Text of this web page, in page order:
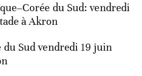
du Sud: vendredi
à Akron
du Sud vendredi 19 juin